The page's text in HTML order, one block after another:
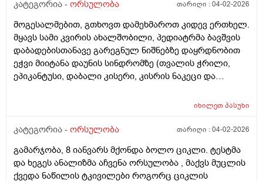
კატეგორია - ორსულობა თარიღი :04-02-2026
მოგესალმებით, გთხოვთ დამეხმაროთ კიდევ ერთხელ.
მყავს სამი კვირის ახალშობილი, პედიატრმა ბავშვის
დაბადებისთანავე გარეგნულ ნიშნებზე დაყრდნობით
ეჭვი მიიტანა დაუნის სინდრომზე (თვალის ჭრილი,
ეპიკანტუსი, დაბალი კისერი, კისრის ნაკეცი და
აღმოაჩნდა გულის მანკი, ასევე სმენის პრობლემა და
მირჩიოთ ჯერ გენეტიკოსის კონსულტაცია მჭირდება
იხილეთპასუხი
კატეგორია - ორსულობა თარიღი :04-02-2026
გამარჯობა, 8 იანვარს მქონდა ბოლო ციკლი. ტესტმა
და ხეგეს ანალიზმა აჩვენა ორსულობა , მაქვს მუცლის
ქვედა ნაწილის ტკივილები როგორც ციკლის